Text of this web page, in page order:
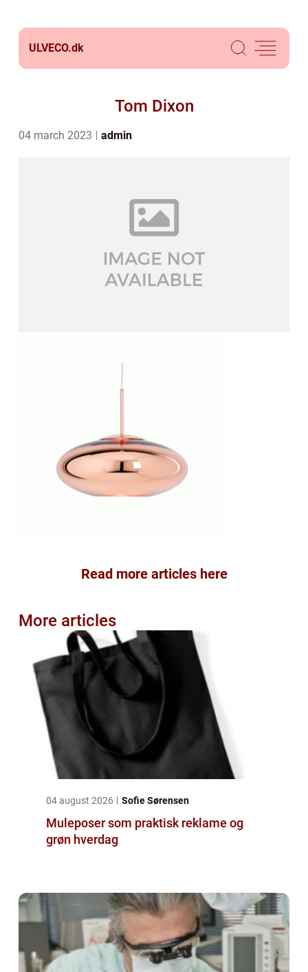
ULVECO.dk
Tom Dixon
04 march 2023 admin
Read more articles here
More articles
04 august 2026 Sofie Sørensen
Muleposer som praktisk reklame og
grøn hverdag